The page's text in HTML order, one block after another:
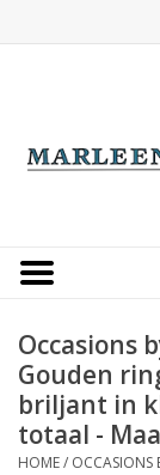
Occasions
Gouden
briljant in
totaal -
HOME/ OCCASIONS